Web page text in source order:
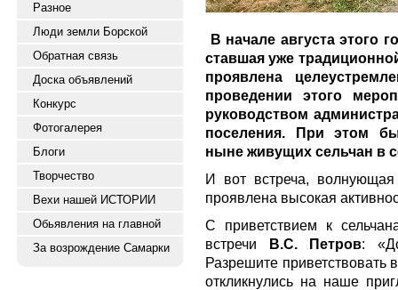
Разное
Люди земли Борской
Обратная связь
Доска объявлений
Конкурс
Фотогалерея
Блоги
Творчество
Вехи нашей ИСТОРИИ
Обьявления на главной
За возрождение Самарки
В начале августа этого
ставшая уже
проявлена
проведении этого
руководством
поселения. При этом
ныне живущих сельчан в
И вот встреча,
проявлена высокая
С приветствием к
встречи В.С. Петров:
Разрешите приветствовать
откликнулись на наше